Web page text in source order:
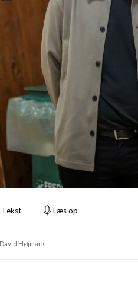
Tekst Læs op
Højmark